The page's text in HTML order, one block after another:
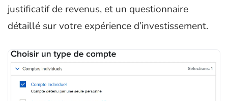
justificatif de revenus, et un questionnaire
détaillé sur votre expérience d’investissement.